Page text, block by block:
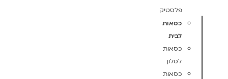
פלסטיק
כסאות
לבית
כסאות
לסלון
כסאות